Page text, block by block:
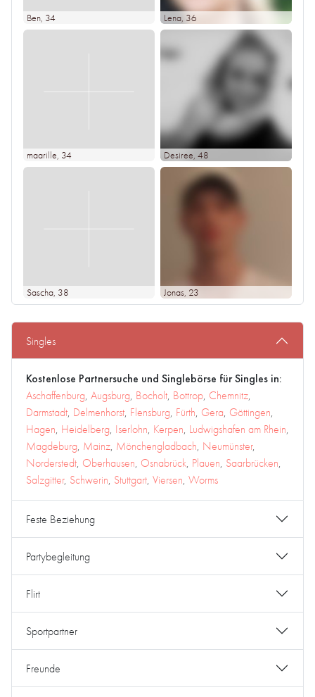
Ben, 34 Lena, 36
maarille, 34 Desiree, 48
Sascha, 38 Jonas, 23
Singles
Kostenlose Partnersuche und Singlebörse für Singles in:
Aschaffenburg, Augsburg, Bocholt, Bottrop, Chemnitz,
Darmstadt, Delmenhorst, Flensburg, Fürth, Gera, Göttingen,
Hagen, Heidelberg, Iserlohn, Kerpen, Ludwigshafen am Rhein,
Magdeburg, Mainz, Mönchengladbach, Neumünster,
Norderstedt, Oberhausen, Osnabrück, Plauen, Saarbrücken,
Salzgitter, Schwerin, Stuttgart, Viersen, Worms
Feste Beziehung
Partybegleitung
Flirt
Sportpartner
Freunde